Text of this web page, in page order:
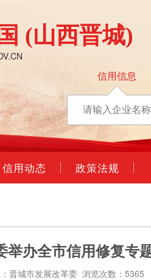
(山西晋城)
信用信息
信用动态 政策法规
举办全市信用修复专
晋城市发展改革委 浏览次数：5365